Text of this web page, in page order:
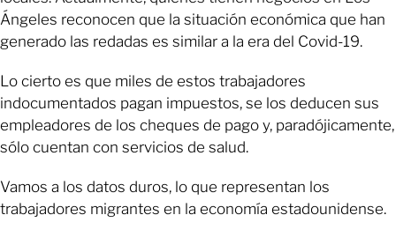
Ángeles reconocen que la situación económica que han
generado las redadas es similar a la era del Covid-19.
Lo cierto es que miles de estos trabajadores
indocumentados pagan impuestos, se los deducen sus
empleadores de los cheques de pago y, paradójicamente,
sólo cuentan con servicios de salud.
Vamos a los datos duros, lo que representan los
trabajadores migrantes en la economía estadounidense.